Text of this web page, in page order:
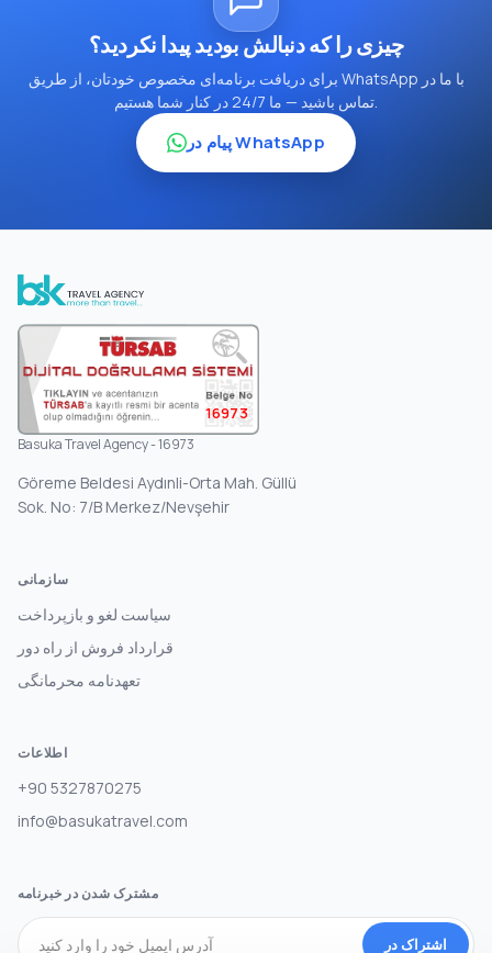
چیزی را که دنبالش بودید پیدا نکردید؟
برای دریافت برنامه‌ای مخصوص خودتان، از طریق WhatsApp با ما در
تماس باشید — ما 24/7 در کنار شما هستیم.
پیام در WhatsApp
16973
Basuka Travel Agency - 16973
Göreme Beldesi Aydınli-Orta Mah. Güllü
Sok. No: 7/B Merkez/Nevşehir
سازمانی
سیاست لغو و بازپرداخت
قرارداد فروش از راه دور
تعهدنامه محرمانگی
اطلاعات
+90 5327870275
info@basukatravel.com
مشترک شدن در خبرنامه
اشتراک در